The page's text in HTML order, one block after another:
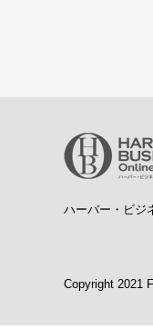
ハーバー・ビジ
Copyright 2021